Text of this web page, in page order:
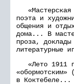
«Мастерская
поэта и
общения и
дома... В
проза,
литературные
«Лето 1911
«обормотским»
в Коктебеле...